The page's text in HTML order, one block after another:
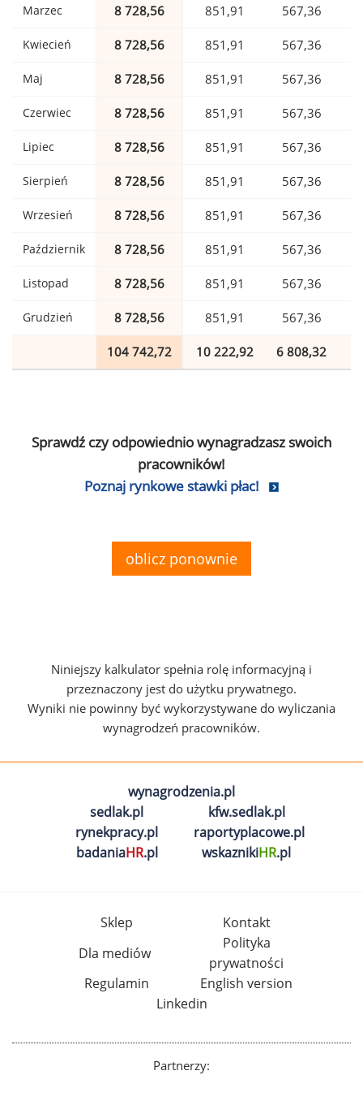
Marzec 8 728,56 851,91 567,36
Kwiecień 8 728,56 851,91 567,36
Maj 8 728,56 851,91 567,36
Czerwiec 8 728,56 851,91 567,36
Lipiec 8 728,56 851,91 567,36
Sierpień 8 728,56 851,91 567,36
Wrzesień 8 728,56 851,91 567,36
Październik 8 728,56 851,91 567,36
Listopad 8 728,56 851,91 567,36
Grudzień 8 728,56 851,91 567,36
104 742,72 10 222,92 6 808,32
Sprawdź czy odpowiednio wynagradzasz swoich
pracowników!
Poznaj rynkowe stawki płac!
oblicz ponownie
Niniejszy kalkulator spełnia rolę informacyjną i
przeznaczony jest do użytku prywatnego.
Wyniki nie powinny być wykorzystywane do wyliczania
wynagrodzeń pracowników.
wynagrodzenia.pl
sedlak.pl
kfw.sedlak.pl
rynekpracy.pl
raportyplacowe.pl
badaniaHR.pl wskaznikiHR.pl
Sklep
Kontakt
Dla mediów
Polityka
prywatności
Regulamin
English version
Linkedin
Partnerzy: